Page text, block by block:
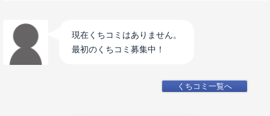
現在くちコミはありません。
最初のくちコミ募集中！
くちコミ一覧へ